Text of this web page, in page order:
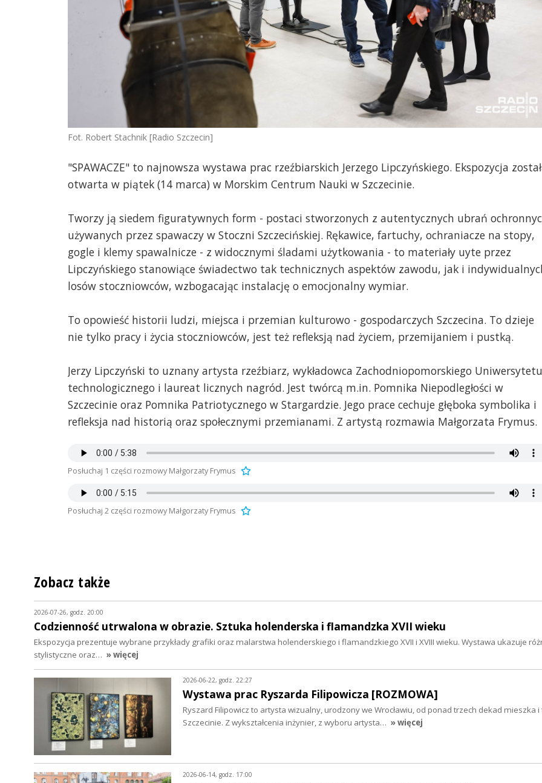
Fot. Robert Stachnik [Radio Szczecin]
"SPAWACZE" to najnowsza wystawa prac rzeźbiarskich Jerzego Lipczyńskiego. Ekspozycja
otwarta w piątek (14 marca) w Morskim Centrum Nauki w Szczecinie.
Tworzy ją siedem figuratywnych form - postaci stworzonych z autentycznych ubrań
używanych przez spawaczy w Stoczni Szczecińskiej. Rękawice, fartuchy, ochraniacze na stopy,
gogle i klemy spawalnicze - z widocznymi śladami użytkowania - to materiały uyte przez
Lipczyńskiego stanowiące świadectwo tak technicznych aspektów zawodu, jak i
losów stoczniowców, wzbogacając instalację o emocjonalny wymiar.
To opowieść historii ludzi, miejsca i przemian kulturowo - gospodarczych Szczecina. To dzieje
nie tylko pracy i życia stoczniowców, jest też refleksją nad życiem, przemijaniem i pustką.
Jerzy Lipczyński to uznany artysta rzeźbiarz, wykładowca Zachodniopomorskiego Uniwersytetu
technologicznego i laureat licznych nagród. Jest twórcą m.in. Pomnika Niepodległości w
Szczecinie oraz Pomnika Patriotycznego w Stargardzie. Jego prace cechuje głęboka symbolika i
refleksja nad historią oraz społecznymi przemianami. Z artystą rozmawia Małgorzata Frymus.
Posłuchaj 1 części rozmowy Małgorzaty Frymus
Posłuchaj 2 części rozmowy Małgorzaty Frymus
Zobacz także
2026-07-26, godz. 20:00
Codzienność utrwalona w obrazie. Sztuka holenderska i flamandzka XVII wieku
Ekspozycja prezentuje wybrane przykłady grafiki oraz malarstwa holenderskiego i flamandzkiego XVII i XVIII wieku. Wystawa ukazuje
stylistyczne oraz… » więcej
2026-06-22, godz. 22:27
Wystawa prac Ryszarda Filipowicza [ROZMOWA]
Ryszard Filipowicz to artysta wizualny, urodzony we Wrocławiu, od ponad trzech dekad mieszka
Szczecinie. Z wykształcenia inżynier, z wyboru artysta… » więcej
2026-06-14, godz. 17:00